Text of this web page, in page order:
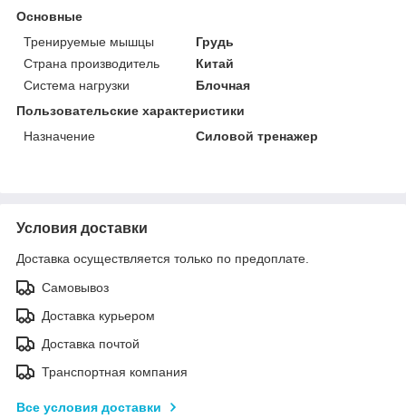
Основные
Тренируемые мышцы
Грудь
Страна производитель
Китай
Система нагрузки
Блочная
Пользовательские характеристики
Назначение
Силовой тренажер
Условия доставки
Доставка осуществляется только по предоплате.
Самовывоз
Доставка курьером
Доставка почтой
Транспортная компания
Все условия доставки